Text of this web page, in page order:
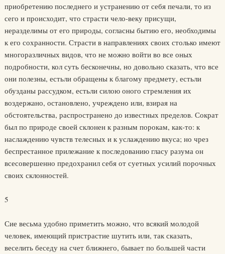
приобретению последнего и устранению от себя печали, то из
сего и происходит, что страсти чело-веку присущи,
неразделимы от его природы, согласны бытию его, необходимы
к его сохранности. Страсти в направлениях своих столько имеют
многоразличных видов, что не можно войти во все оных
подробности, кол суть бесконечны, но довольно сказать, что все
они полезны, естьли обращены к благому предмету, естьли
обузданы рассудком, естьли силою оного стремления их
воздержано, остановлено, учреждено или, взирая на
обстоятельства, распространено до известных пределов. Сократ
был по природе своей склонен к разным порокам, как-то: к
наслаждению чувств телесных и к услаждению вкуса; но чрез
беспрестанное прилежание к последованию гласу разума он
всесовершенно предохранил себя от суетных усилий порочных
своих склонностей.
5
Сие весьма удобно приметить можно, что всякий молодой
человек, имеющий пристрастие шутить или, так сказать,
веселить беседу на счет ближнего, бывает по большей части